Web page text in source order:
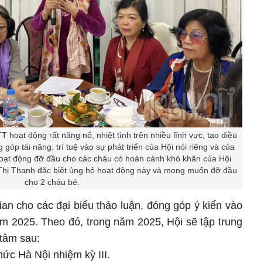
hoạt động rất năng nổ, nhiệt tình trên nhiều lĩnh vực, tạo điều
góp tài năng, trí tuệ vào sự phát triển của Hội nói riêng và của
động đỡ đầu cho các cháu có hoàn cảnh khó khăn của Hội
Thanh đặc biệt ủng hộ hoạt động này và mong muốn đỡ đầu
cho 2 cháu bé.
cho các đại biểu thảo luận, đóng góp ý kiến vào
2025. Theo đó, trong năm 2025, Hội sẽ tập trung
sau:
Hà Nội nhiệm kỳ III.